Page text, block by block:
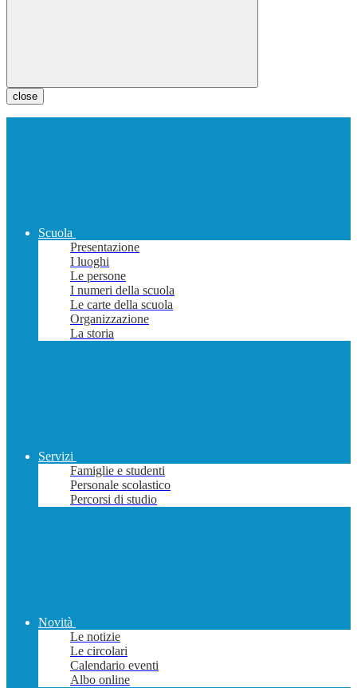
close
Scuola
Presentazione
I luoghi
Le persone
I numeri della scuola
Le carte della scuola
Organizzazione
La storia
Servizi
Famiglie e studenti
Personale scolastico
Percorsi di studio
Novità
Le notizie
Le circolari
Calendario eventi
Albo online